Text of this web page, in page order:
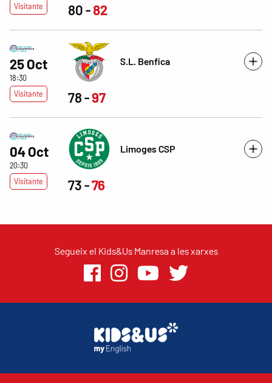
Visitante
80 82
25 Oct
18:30
Visitante
S.L. Benfica
78 97
04 Oct
20:30
Visitante
Limoges CSP
73 76
Segueix el Kids&Us Manresa a les xarxes